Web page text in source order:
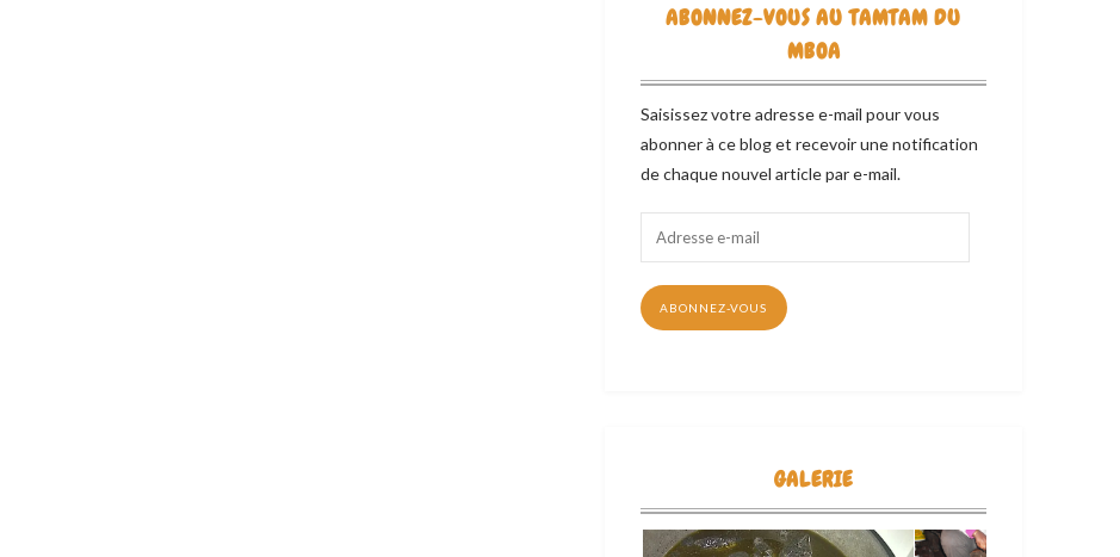
ABONNEZ-VOUS AU TAMTAM DU
MBOA
Saisissez votre adresse e-mail pour vous
abonner à ce blog et recevoir une notification
de chaque nouvel article par e-mail.
mail
ABONNEZ-VOUS
GALERIE